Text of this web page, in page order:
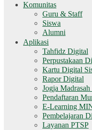
Komunitas
Guru & Staff
Siswa
Alumni
Aplikasi
Tahfidz Digital
Perpustakaan
Kartu Digital
Rapor Digital
Jogja
Pendaftaran
E-Learning
Pembelajaran
Layanan PTSP